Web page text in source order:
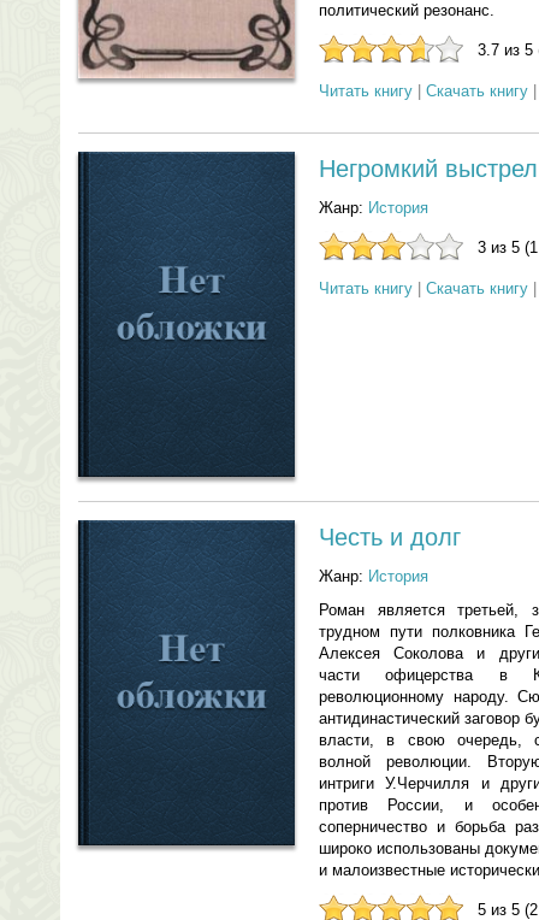
политический резонанс.
3.7 из 5
Читать книгу Скачать книгу
Негромкий
Жанр: История
3 из 5
Читать книгу Скачать книгу
Честь и долг
Жанр: История
Роман является третьей,
трудном пути полковника
Алексея Соколова и
части офицерства в
революционному народу.
антидинастический заговор
власти, в свою очередь,
волной революции.
интриги У.Черчилля и
против России, и
соперничество и борьба
широко использованы
и малоизвестные
5 из 5